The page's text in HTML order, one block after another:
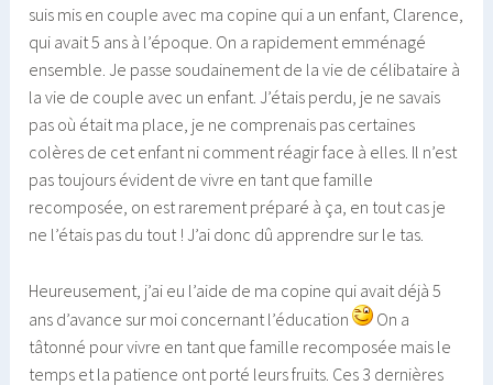
suis mis en couple avec ma copine qui a un enfant, Clarence,
qui avait 5 ans à l’époque. On a rapidement emménagé
ensemble. Je passe soudainement de la vie de célibataire à
la vie de couple avec un enfant. J’étais perdu, je ne savais
pas où était ma place, je ne comprenais pas certaines
colères de cet enfant ni comment réagir face à elles. Il n’est
pas toujours évident de vivre en tant que famille
recomposée, on est rarement préparé à ça, en tout cas je
ne l’étais pas du tout ! J’ai donc dû apprendre sur le tas.
Heureusement, j’ai eu l’aide de ma copine qui avait déjà 5
ans d’avance sur moi concernant l’éducation
On a
tâtonné pour vivre en tant que famille recomposée mais le
temps et la patience ont porté leurs fruits. Ces 3 dernières